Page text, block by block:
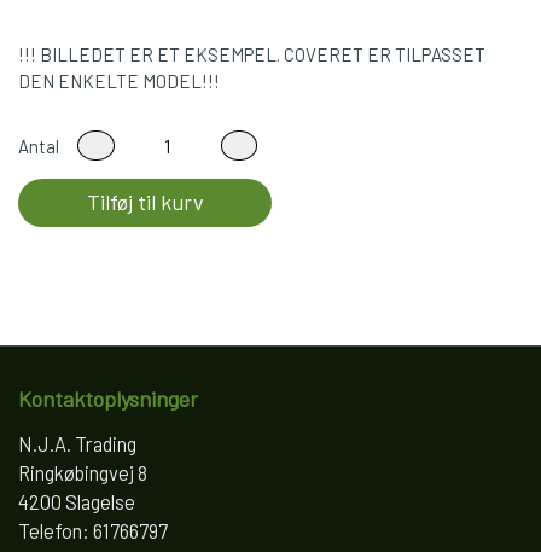
!!! BILLEDET ER ET EKSEMPEL. COVERET ER TILPASSET
DEN ENKELTE MODEL!!!
Antal
Tilføj til kurv
Kontaktoplysninger
N.J.A. Trading
Ringkøbingvej 8
4200 Slagelse
Telefon: 61766797